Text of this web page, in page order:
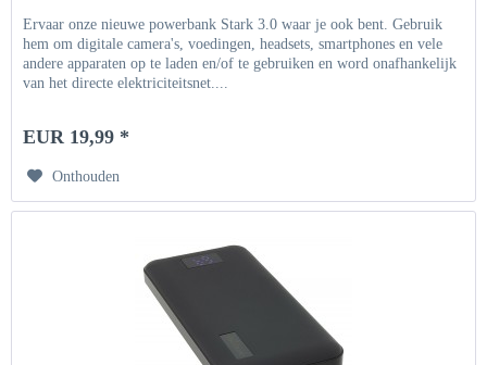
Ervaar onze nieuwe powerbank Stark 3.0 waar je ook bent. Gebruik
hem om digitale camera's, voedingen, headsets, smartphones en vele
andere apparaten op te laden en/of te gebruiken en word onafhankelijk
van het directe elektriciteitsnet....
EUR 19,99 *
Onthouden